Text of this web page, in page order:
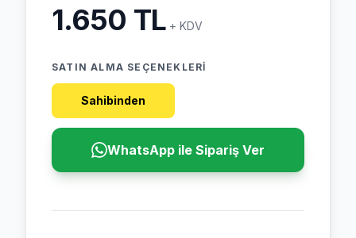
1.650 TL + KDV
SATIN ALMA SEÇENEKLERI
Sahibinden
WhatsApp ile Sipariş Ver